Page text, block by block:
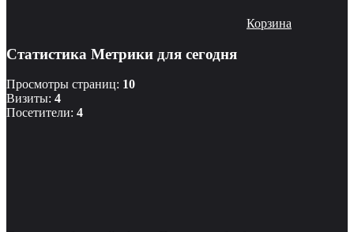
Корзина
Статистика Метрики для сегодня
Просмотры страниц: 10
Визиты: 4
Посетители: 4